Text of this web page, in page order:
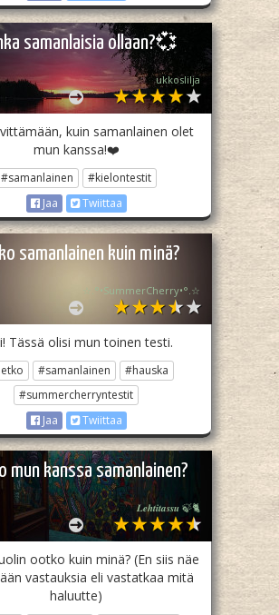
samanlaisia ollaan?💞
ukkoslilja
kuin samanlainen olet
mun kanssa!❤️
#samanlainen
#kielontestit
Jaa
Twiittaa
samanlainen kuin minä?
☆.°•SummerCherry•°.☆
Tässä olisi mun toinen testi.
#samanlainen
#hauska
#summercherryntestit
Jaa
Twiittaa
mun kanssa samanlainen?
𝑳𝒆𝒉𝒕𝒊𝒕𝒂𝒔𝒔𝒖 🍃🐈
ootko kuin minä? (En siis näe
vastauksia eli vastatkaa mitä
haluutte)